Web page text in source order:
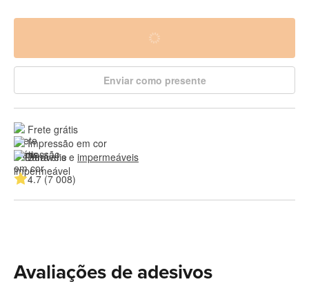
Enviar como presente
Frete grátis
Impressão em cor
Duráveis e impermeáveis
4.7 (7 008)
Avaliações de adesivos